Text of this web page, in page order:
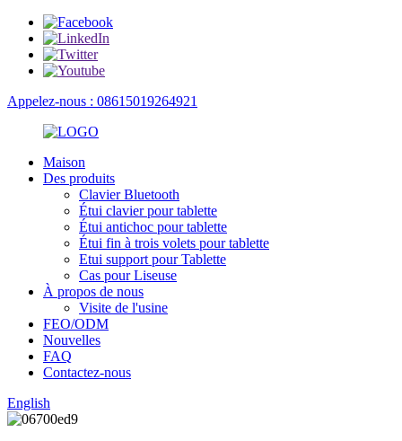
Appelez-nous : 08615019264921
Maison
Des produits
Clavier Bluetooth
Étui clavier pour tablette
Étui antichoc pour tablette
Étui fin à trois volets pour tablette
Etui support pour Tablette
Cas pour Liseuse
À propos de nous
Visite de l'usine
FEO/ODM
Nouvelles
FAQ
Contactez-nous
English